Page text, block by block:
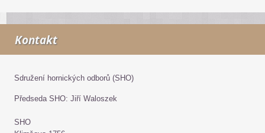
Kontakt
Sdružení hornických odborů (SHO)
Předseda SHO: Jiří Waloszek
SHO